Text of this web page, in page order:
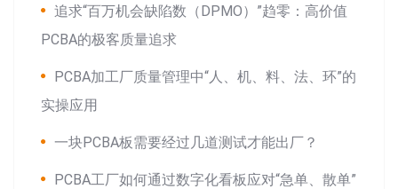
追求“百万机会缺陷数（DPMO）”趋零：高价值
PCBA的极客质量追求
PCBA加工厂质量管理中“人、机、料、法、环”的
实操应用
一块PCBA板需要经过几道测试才能出厂？
PCBA工厂如何通过数字化看板应对“急单、散单”